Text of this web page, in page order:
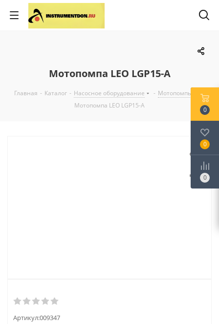
Мотопомпа LEO LGP15-A
Главная - Каталог - Насосное оборудование - Мотопомпы
-
Мотопомпа LEO LGP15-A
Артикул:009347
0
0
0